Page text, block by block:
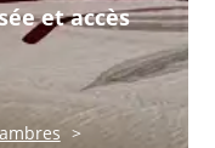
et accès